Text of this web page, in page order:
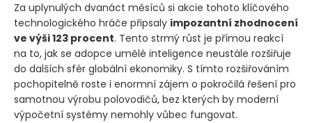
Za uplynulých dvanáct měsíců si akcie tohoto klíčového
technologického hráče připsaly impozantní zhodnocení
ve výši 123 procent. Tento strmý růst je přímou reakcí
na to, jak se adopce umělé inteligence neustále rozšiřuje
do dalších sfér globální ekonomiky. S tímto rozšiřováním
pochopitelně roste i enormní zájem o pokročilá řešení pro
samotnou výrobu polovodičů, bez kterých by moderní
výpočetní systémy nemohly vůbec fungovat.